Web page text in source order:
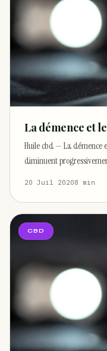
La démence et
Huile cbd — La démence
diminuent
20 Juil 20208 min
CBD